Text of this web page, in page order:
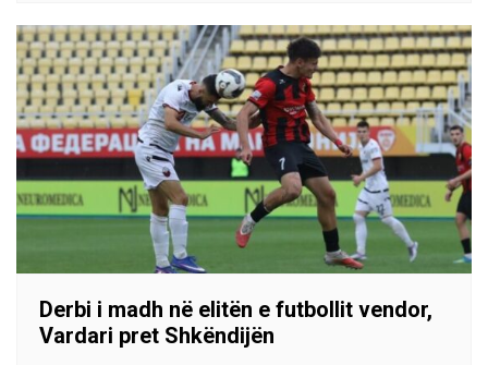
Derbi i madh në elitën e futbollit vendor,
Vardari pret Shkëndijën